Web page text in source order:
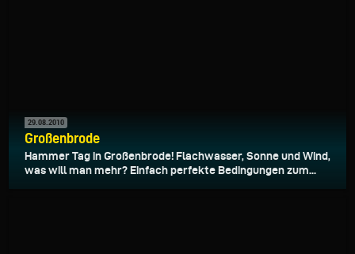
29.08.2010
Großenbrode
Hammer Tag in Großenbrode! Flachwasser, Sonne und Wind,
was will man mehr? Einfach perfekte Bedingungen zum...